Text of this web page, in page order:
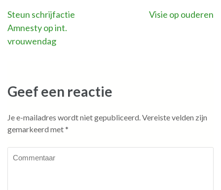
Bericht
navigatie
Steun schrijfactie
Amnesty op int.
vrouwendag
Visie op ouderen
Geef een reactie
Je e-mailadres wordt niet gepubliceerd.Vereiste velden zijn
gemarkeerd met*